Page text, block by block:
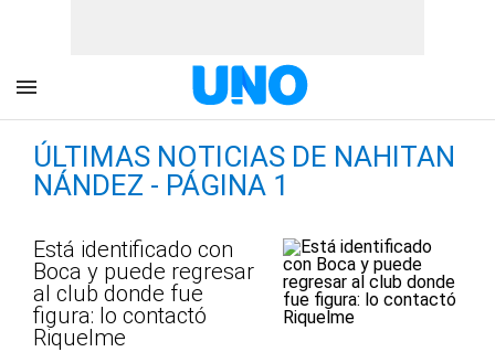
ÚLTIMAS NOTICIAS DE NAHITAN
NÁNDEZ - PÁGINA 1
Está identificado con
Boca y puede regresar
al club donde fue
figura: lo contactó
Riquelme